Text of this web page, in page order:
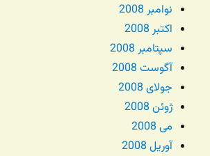
نوامبر 2008
اکتبر 2008
سپتامبر 2008
آگوست 2008
جولای 2008
ژوئن 2008
می 2008
آوریل 2008